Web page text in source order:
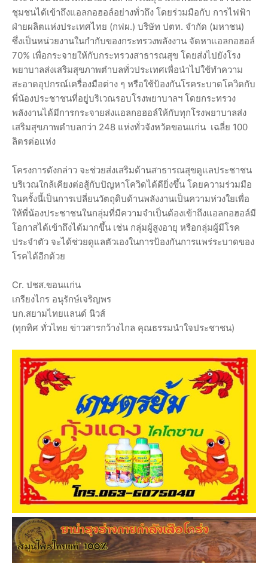
ชุมชนได้เข้าถึงแอลกอฮอล์อย่างทั่วถึง โดยร่วมมือกับ การไฟฟ้า
ฝ่ายผลิตแห่งประเทศไทย (กฟผ.) บริษัท ปตท. จำกัด (มหาชน)
ซึ่งเป็นหน่วยงานในกำกับของกระทรวงพลังงาน จัดหาแอลกอฮอล์
70% เพื่อกระจายให้กับกระทรวงสาธารณสุข โดยส่งไปยังโรง
พยาบาลส่งเสริมสุขภาพตำบลทั่วประเทศเพื่อนำไปใช้ทำความ
สะอาดอุปกรณ์เครื่องมือต่าง ๆ หรือใช้ป้องกันโรคระบาดโควิดกับ
พี่น้องประชาชนที่อยู่บริเวณรอบโรงพยาบาลฯ โดยกระทรวง
พลังงานได้มีการกระจายส่งแอลกอฮอล์ให้กับทุกโรงพยาบาลส่ง
เสริมสุขภาพตำบลกว่า 248 แห่งทั่วจังหวัดขอนแก่น เฉลี่ย 100
ลิตรต่อแห่ง
โครงการดังกล่าว จะช่วยส่งเสริมด้านสาธารณสุขดูแลประชาชน
บริเวณใกล้เคียงต่อสู้กับปัญหาโควิดได้ดียิ่งขึ้น โดยความร่วมมือ
ในครั้งนี้เป็นการเปลี่ยนวัตถุดิบด้านพลังงานเป็นความห่วงใยเพื่อ
ให้พี่น้องประชาชนในกลุ่มที่มีความจำเป็นต้องเข้าถึงแอลกอฮอล์มี
โอกาสได้เข้าถึงได้มากขึ้น เช่น กลุ่มผู้สูงอายุ หรือกลุ่มผู้มีโรค
ประจำตัว จะได้ช่วยดูแลตัวเองในการป้องกันการแพร่ระบาดของ
โรคได้อีกด้วย
Cr. ปชส.ขอนแก่น
เกรียงไกร อนุรักษ์เจริญพร
บก.สยามไทยแลนด์ นิวส์
(ทุกทิศ ทั่วไทย ข่าวสารกว้างไกล คุณธรรมนำใจประชาชน)